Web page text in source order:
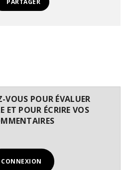
VOUS POUR ÉVALUER
ET POUR ÉCRIRE VOS
CONNEXION